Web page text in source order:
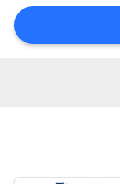
اطلب
اقتباس